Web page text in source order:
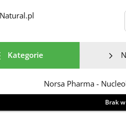
Kategorie
Brak
Zdjęcie / wizualizacja produktu